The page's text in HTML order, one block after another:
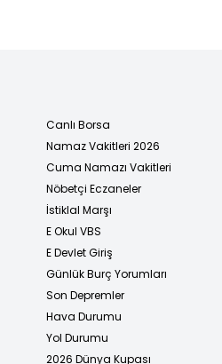
Canlı Borsa
Namaz Vakitleri 2026
Cuma Namazı Vakitleri
Nöbetçi Eczaneler
İstiklal Marşı
E Okul VBS
E Devlet Giriş
Günlük Burç Yorumları
Son Depremler
Hava Durumu
Yol Durumu
2026 Dünya Kupası